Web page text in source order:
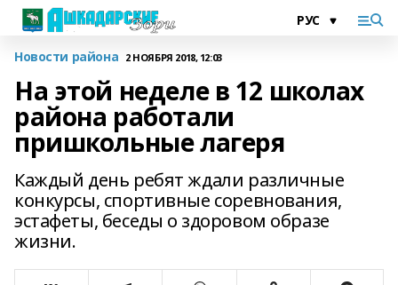
Новости района 2 НОЯБРЯ 2018, 12:03
На этой неделе в 12 школах
района работали
пришкольные лагеря
Каждый день ребят ждали различные
конкурсы, спортивные соревнования,
эстафеты, беседы о здоровом образе
жизни.